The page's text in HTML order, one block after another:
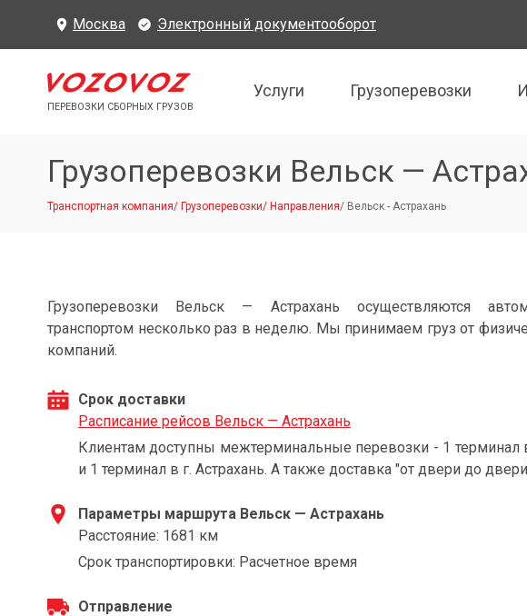
Москва Электронный документооборот
ПЕРЕВОЗКИ СБОРНЫХ ГРУЗОВ
Услуги Грузоперевозки
Грузоперевозки Вельск —
Транспортная компания/ Грузоперевозки/ Направления/ Вельск - Астрахань
Грузоперевозки Вельск — Астрахань осуществляются
транспортом несколько раз в неделю. Мы принимаем груз от
компаний.
Срок доставки
Расписание рейсов Вельск — Астрахань
Клиентам доступны межтерминальные перевозки - 1 терминал
и 1 терминал в г. Астрахань. А также доставка "от двери до
Параметры маршрута Вельск — Астрахань
Расстояние: 1681 км
Срок транспортировки: Расчетное время
Отправление